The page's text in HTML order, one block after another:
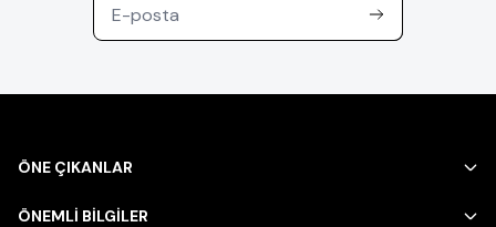
ÖNE ÇIKANLAR
ÖNEMLİ BİLGİLER